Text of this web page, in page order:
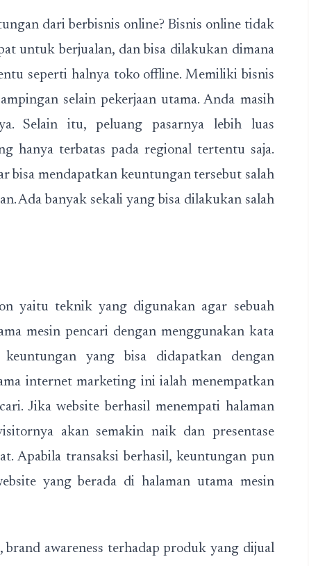
dari berbisnis online? Bisnis online tidak
untuk berjualan, dan bisa dilakukan dimana
seperti halnya toko offline. Memiliki bisnis
selain pekerjaan utama. Anda masih
Selain itu, peluang pasarnya lebih luas
hanya terbatas pada regional tertentu saja.
bisa mendapatkan keuntungan tersebut salah
Ada banyak sekali yang bisa dilakukan salah
yaitu teknik yang digunakan agar sebuah
mesin pencari dengan menggunakan kata
yang bisa didapatkan dengan
internet marketing ini ialah menempatkan
Jika website berhasil menempati halaman
akan semakin naik dan presentase
Apabila transaksi berhasil, keuntungan pun
yang berada di halaman utama mesin
awareness terhadap produk yang dijual